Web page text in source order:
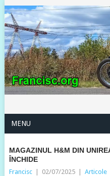
MENU
MAGAZINUL H&M DIN
ÎNCHIDE
Francisc 02/07/2025 Articole